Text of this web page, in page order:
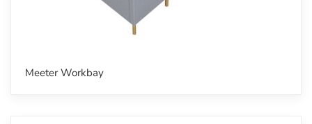
Meeter Workbay